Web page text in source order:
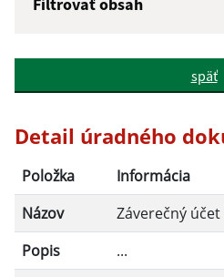
Popis:
Dátum zverejnenia do:
späť
Detail úradného
Položka
Informácia
Názov
Záverečný
Popis
...